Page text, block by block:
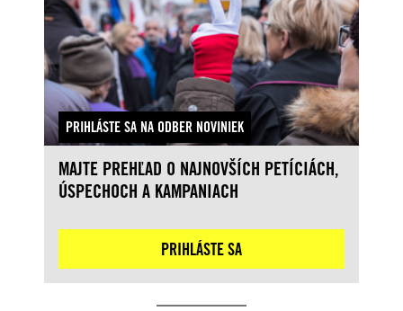
PRIHLÁSTE SA NA ODBER NOVINIEK
MAJTE PREHĽAD O NAJNOVŠÍCH PETÍCIÁCH,
ÚSPECHOCH A KAMPANIACH
PRIHLÁSTE SA